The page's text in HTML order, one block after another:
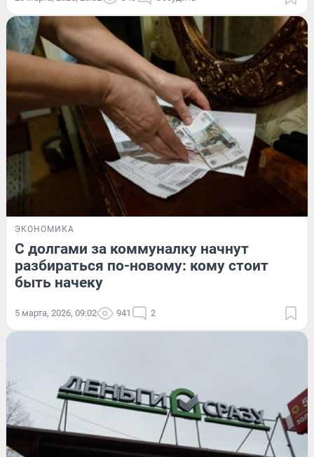
ЭКОНОМИКА
С долгами за коммуналку начнут
разбираться по-новому: кому стоит
быть начеку
5 марта, 2026, 09:02 941 2